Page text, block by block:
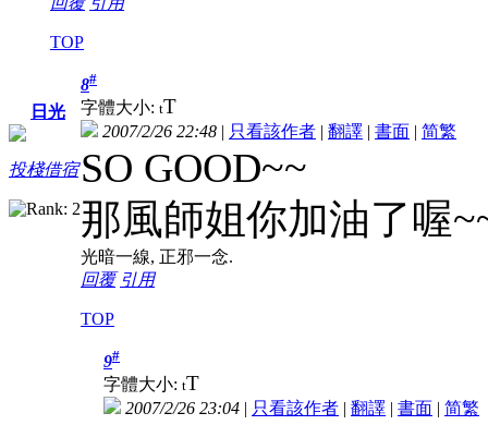
TOP
日光
投棧借宿
8#
字體大小: tT
2007/2/26 22:48 | 只看該作者 | 翻譯 | 書面 | 简繁
SO GOOD~~
那風師姐你加油了喔
光暗一線, 正邪一念.
回覆 引用
TOP
9#
字體大小: tT
2007/2/26 23:04 | 只看該作者 | 翻譯 | 書面 | 简繁